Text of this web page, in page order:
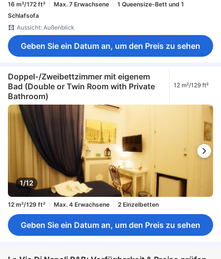
16 m²/172 ft² Max. 7 Erwachsene
1 Queensize-Bett und 1
Schlafsofa
Aussicht: Außenblick
Geben Sie ein Datum an, um den Preis zu sehen
Doppel-/Zweibettzimmer mit eigenem
Bad (Double or Twin Room with Private
Bathroom)
12 m²/129 ft²
1/12
12 m²/129 ft² Max. 4 Erwachsene 2 Einzelbetten
Geben Sie ein Datum an, um den Preis zu sehen